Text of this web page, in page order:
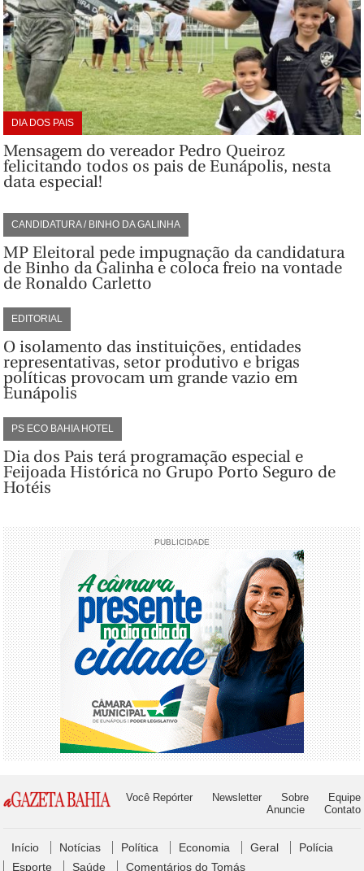
DIA DOS PAIS
Mensagem do vereador Pedro Queiroz
felicitando todos os pais de Eunápolis, nesta
data especial!
CANDIDATURA / BINHO DA GALINHA
MP Eleitoral pede impugnação da candidatura
de Binho da Galinha e coloca freio na vontade
de Ronaldo Carletto
EDITORIAL
O isolamento das instituições, entidades
representativas, setor produtivo e brigas
políticas provocam um grande vazio em
Eunápolis
PS ECO BAHIA HOTEL
Dia dos Pais terá programação especial e
Feijoada Histórica no Grupo Porto Seguro de
Hotéis
PUBLICIDADE
Você Repórter Newsletter Sobre
Equipe
Anuncie
Contato
Início Notícias Política Economia Geral
Polícia
Esporte
Saúde Comentários do Tomás